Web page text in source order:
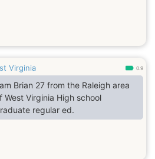
Virginia 0.9
Brian 27 from the Raleigh area
regular ed.